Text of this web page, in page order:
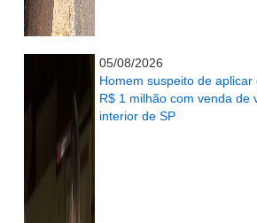
05/08/2026
Homem suspeito de
R$ 1 milhão com venda de
interior de SP